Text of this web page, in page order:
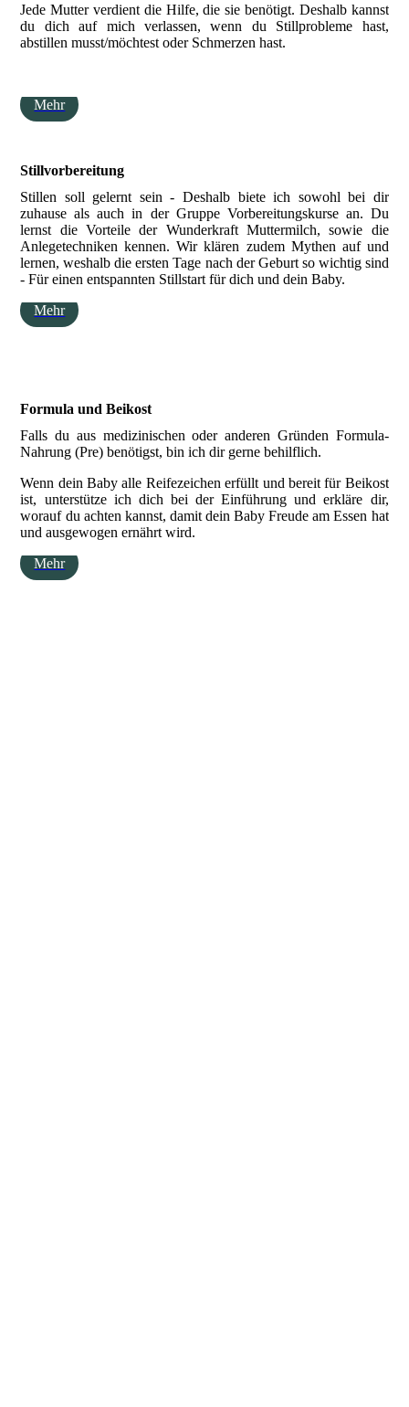
Jede Mutter verdient die Hilfe, die sie benötigt. Deshalb kannst
du dich auf mich verlassen, wenn du Stillprobleme hast,
abstillen musst/möchtest oder Schmerzen hast.
Mehr
Stillvorbereitung
Stillen soll gelernt sein - Deshalb biete ich sowohl bei dir
zuhause als auch in der Gruppe Vorbereitungskurse an. Du
lernst die Vorteile der Wunderkraft Muttermilch, sowie die
Anlegetechniken kennen. Wir klären zudem Mythen auf und
lernen, weshalb die ersten Tage nach der Geburt so wichtig sind
- Für einen entspannten Stillstart für dich und dein Baby.
Mehr
Formula und Beikost
Falls du aus medizinischen oder anderen Gründen Formula-
Nahrung (Pre) benötigst, bin ich dir gerne behilflich.
Wenn dein Baby alle Reifezeichen erfüllt und bereit für Beikost
ist, unterstütze ich dich bei der Einführung und erkläre dir,
worauf du achten kannst, damit dein Baby Freude am Essen hat
und ausgewogen ernährt wird.
Mehr